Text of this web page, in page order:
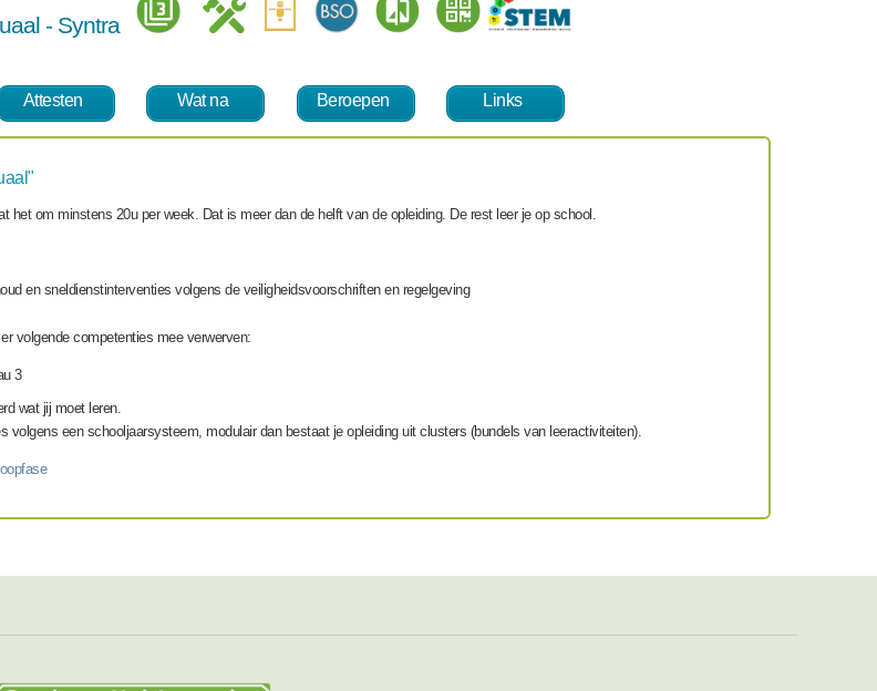
- Syntra
Attesten Wat na Beroepen Links
om minstens 20u per week. Dat is meer dan de helft van de opleiding. De rest leer je op school.
en sneldienstinterventies volgens de veiligheidsvoorschriften en regelgeving
volgende competenties mee verwerven:
3
wat jij moet leren.
volgens een schooljaarsysteem, modulair dan bestaat je opleiding uit clusters (bundels van leeractiviteiten).